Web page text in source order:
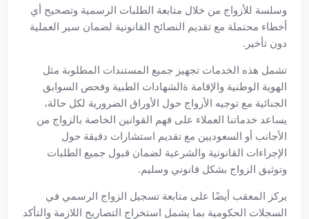
وسلسة للأزواج من خلال متابعة الطلبات الرسمية وتصحيح أي
أخطاء محتملة مع تقديم النصائح القانونية لضمان سير العملية
دون تأخير.
تشمل هذه الخدمات تجهيز جميع المستندات المطلوبة مثل
الهوية الوطنية والإقامة ةالشهادات الطبية وفحص السوابق
الجنائية مع توجيه الأزواج حول الأوراق الضرورية لكل حالة،
يساعد خدماتنا العملاء على فهم القوانين الخاصة بالزواج من
الأجانب أو السعوديين مع تقديم استشارات دقيقة حول
الإجراءات القانونية والشرعية لضمان قبول جميع الطلبات
وتوثيق الزواج بشكل قانوني وسليم.
يركز المعقب أيضًا على متابعة تسجيل الزواج الرسمي في
السجلات الحكومية بما يشمل استخراج التصاريح اللازمة والتأكد